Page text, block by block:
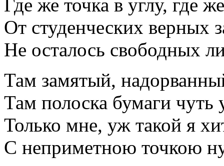
Где же точка в углу, где
От студенческих верных
Не осталось свободных
Там замятый,
Там полоска бумаги чуть
Только мне, уж такой я
С неприметною точкою